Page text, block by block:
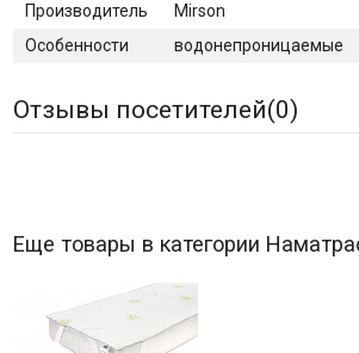
Производитель
Mirson
Особенности
водонепроницаемые
Отзывы посетителей(0)
Еще товары в категории